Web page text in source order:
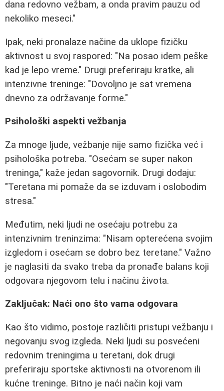
dana redovno vežbam, a onda pravim pauzu od
nekoliko meseci."
Ipak, neki pronalaze načine da uklope fizičku
aktivnost u svoj raspored: "Na posao idem peške
kad je lepo vreme." Drugi preferiraju kratke, ali
intenzivne treninge: "Dovoljno je sat vremena
dnevno za održavanje forme."
Psihološki aspekti vežbanja
Za mnoge ljude, vežbanje nije samo fizička već i
psihološka potreba. "Osećam se super nakon
treninga," kaže jedan sagovornik. Drugi dodaju:
"Teretana mi pomaže da se izduvam i oslobodim
stresa."
Međutim, neki ljudi ne osećaju potrebu za
intenzivnim treninzima: "Nisam opterećena svojim
izgledom i osećam se dobro bez teretane." Važno
je naglasiti da svako treba da pronađe balans koji
odgovara njegovom telu i načinu života.
Zaključak: Naći ono što vama odgovara
Kao što vidimo, postoje različiti pristupi vežbanju i
negovanju svog izgleda. Neki ljudi su posvećeni
redovnim treningima u teretani, dok drugi
preferiraju sportske aktivnosti na otvorenom ili
kućne treninge. Bitno je naći način koji vam